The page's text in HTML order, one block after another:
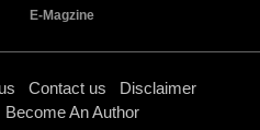
E-Magzine
Contact us
Disclaimer
Become An Author